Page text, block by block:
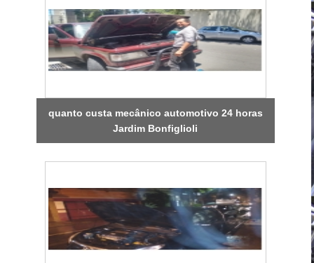
quanto custa mecânico automotivo 24 horas
Jardim Bonfiglioli